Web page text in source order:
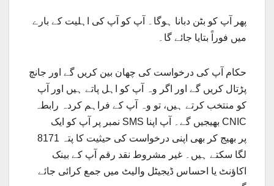
پھر آپ کو بٹن دبانا ہوگا۔ آپ کو آپ کی اہلیت کے بارے
میں فوراً بتایا جائے گا۔
حکام آپ کی درخواست کی چھان بین کریں گے اور جانچ
پڑتال کریں گے اور اگر وہ آپ کو اہل پاتے ہیں اور آپ
کو منتخب کرتے ہیں، تو وہ آپ کے فراہم کردہ رابطہ
نمبر پر آپ کو ایک SMS بھیجیں گے۔ آپ اپنا CNIC
8171 پر بھیج کر بھی اپنی درخواست کی حیثیت کا پتہ
لگا سکتے ہیں۔ غیر مشروط نقد رقم آپ کے بینک
اکاؤنٹ یا احساس ڈیجیٹل والیٹ میں جمع کرائی جائے